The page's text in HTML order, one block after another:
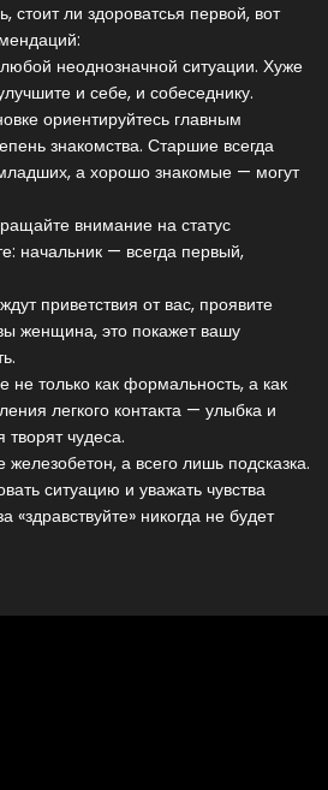
стоит ли здороватсья первой, вот
неоднозначной ситуации. Хуже
и себе, и собеседнику.
ориентируйтесь главным
знакомства. Старшие всегда
а хорошо знакомые — могут
внимание на статус
начальник — всегда первый,
приветствия от вас, проявите
женщина, это покажет вашу
не только как формальность, а как
легкого контакта — улыбка и
чудеса.
железобетон, а всего лишь подсказка.
ситуацию и уважать чувства
«здравствуйте» никогда не будет